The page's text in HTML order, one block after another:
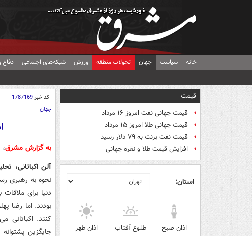
خانه سیاست جهان تحولات منطقه ورزش شبکه‌های اجتماعی دفاع
قیمت
قیمت جهانی نفت امروز ۱۶ مرداد
قیمت جهانی طلا امروز ۱۵ مرداد
قیمت نفت برنت به ۷۹ دلار رسید
افزایش قیمت طلا و نقره جهانی
استان:
اذان صبح
طلوع آفتاب
اذان ظهر
کد خبر1787169
جهان
به گزارش مشرق
آلن اکباتانی،
نحوه به رهبری
دنیا برای
بودند. اما رضا
کنند. اکباتانی
جایگزین